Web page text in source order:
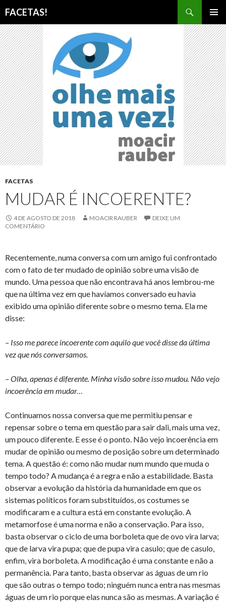
FACETAS!
MENU
PARA
O
CONTEÚDO
FACETAS
MUDAR É INCOERENTE?
4 DE AGOSTO DE 2018 MOACIR RAUBER
DEIXE UM
COMENTÁRIO
Recentemente, numa conversa com um amigo fui confrontado
com o fato de ter mudado de opinião sobre uma visão de
mundo. Uma pessoa que não encontrava há anos lembrou-me
que na última vez em que havíamos conversado eu havia
exibido uma opinião diferente sobre o mesmo tema. Ela me
disse:
– Isso me parece incoerente com aquilo que você disse da última
vez que nós conversamos.
– Olha, apenas é diferente. Minha visão sobre isso mudou. Não vejo
incoerência em mudar…
Continuamos nossa conversa que me permitiu pensar e
repensar sobre o tema em questão para sair dali, mais uma vez,
um pouco diferente. E esse é o ponto. Não vejo incoerência em
mudar de opinião ou mesmo de posição sobre um determinado
tema. A questão é: como não mudar num mundo que muda o
tempo todo? A mudança é a regra e não a estabilidade. Basta
observar a evolução da história da humanidade em que os
sistemas políticos foram substituídos, os costumes se
modificaram e a cultura está em constante evolução. A
metamorfose é uma norma e não a conservação. Para isso,
basta observar o ciclo de uma borboleta que de ovo vira larva;
que de larva vira pupa; que de pupa vira casulo; que de casulo,
enfim, vira borboleta. A modificação é uma constante e não a
permanência. Para tanto, basta observar as águas de um rio
que são outras o tempo todo; ninguém nunca entra nas mesmas
águas de um rio porque elas nunca são as mesmas. A variação é